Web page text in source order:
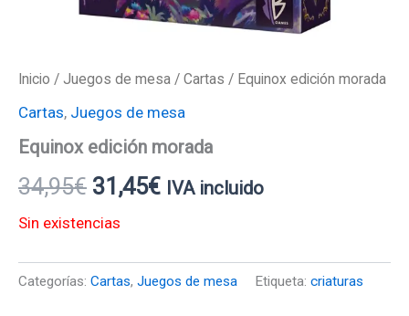
Inicio / Juegos de mesa / Cartas / Equinox edición morada
Cartas, Juegos de mesa
Equinox edición morada
34,95€ 31,45€ IVA incluido
Sin existencias
Categorías: Cartas, Juegos de mesa Etiqueta: criaturas